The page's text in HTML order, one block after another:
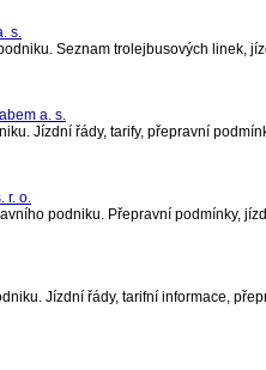
s.
Seznam trolejbusových linek,
a. s.
Jízdní řády, tarify, přepravní
r. o.
podniku. Přepravní podmínky,
Jízdní řády, tarifní informace,